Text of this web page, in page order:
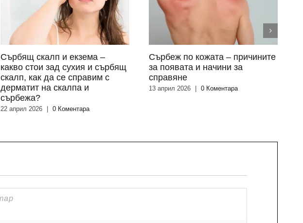
Сърбящ скалп и екзема –
какво стои зад сухия и сърбящ
скалп, как да се справим с
дерматит на скалпа и
сърбежа?
22 април 2026 0 Коментара
Сърбеж по кожата – причините
за появата и начини за
справяне
13 април 2026 0 Коментара